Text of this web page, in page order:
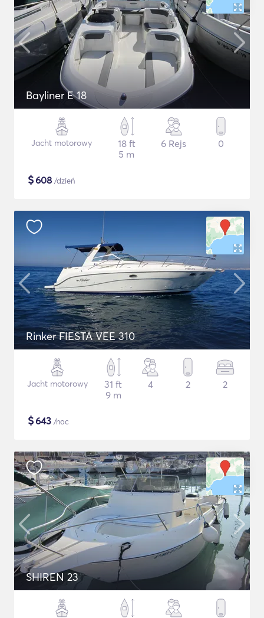
Bayliner E 18
Jacht motorowy
18 ft
5 m
6 Rejs 0
$608 /dzień
Rinker FIESTA VEE 310
Jacht motorowy
31 ft
9 m
4 2 2
$643 /noc
SHIREN 23